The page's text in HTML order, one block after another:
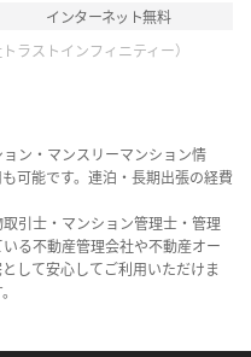
インターネット無料
ラストインフィニティー）
ン・マンスリーマンション情
可能です。連泊・長期出張の経費
引士・マンション管理士・管理
る不動産管理会社や不動産オー
して安心してご利用いただけま